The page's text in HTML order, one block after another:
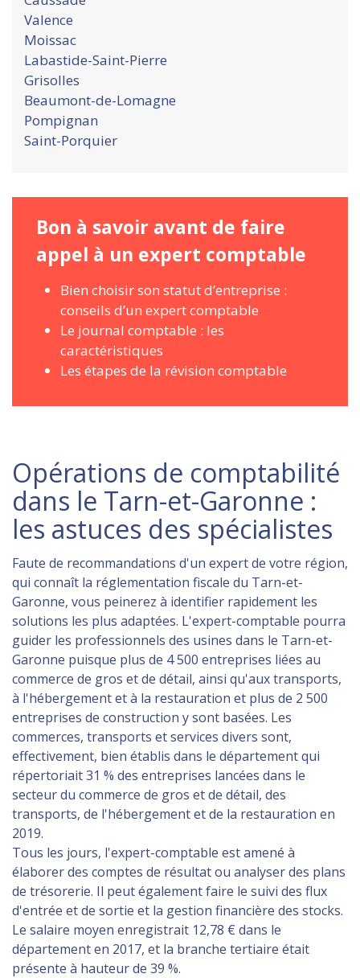
Valence
Moissac
Labastide-Saint-Pierre
Grisolles
Beaumont-de-Lomagne
Pompignan
Saint-Porquier
Bon à savoir avant de faire
appel à un expert comptable
Bien choisir son statut d’entreprise :
conseils d’un expert comptable
Le journal comptable : les
caractéristiques
Les étapes de la révision comptable
Opérations de comptabilité
dans le Tarn-et-Garonne :
les astuces des spécialistes
Faute de recommandations d'un expert de votre région,
qui connaît la réglementation fiscale du Tarn-et-
Garonne, vous peinerez à identifier rapidement les
solutions les plus adaptées. L'expert-comptable pourra
guider les professionnels des usines dans le Tarn-et-
Garonne puisque plus de 4 500 entreprises liées au
commerce de gros et de détail, ainsi qu'aux transports,
à l'hébergement et à la restauration et plus de 2 500
entreprises de construction y sont basées. Les
commerces, transports et services divers sont,
effectivement, bien établis dans le département qui
répertoriait 31 % des entreprises lancées dans le
secteur du commerce de gros et de détail, des
transports, de l'hébergement et de la restauration en
2019.
Tous les jours, l'expert-comptable est amené à
élaborer des comptes de résultat ou analyser des plans
de trésorerie. Il peut également faire le suivi des flux
d'entrée et de sortie et la gestion financière des stocks.
Le salaire moyen enregistrait 12,78 € dans le
département en 2017, et la branche tertiaire était
présente à hauteur de 39 %.